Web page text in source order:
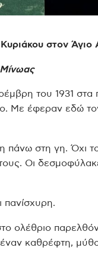
στον Άγιο
του 1931 στα
Με έφεραν εδώ
πάνω στη γη. Όχι
Οι
πανίσχυρη.
ολέθριο
καθρέφτη,